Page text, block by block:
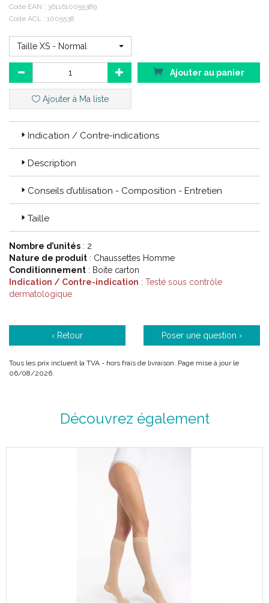
Produit : CHAUSSETTES
Essentiel :
Faciles à porter, les “Essentiel” sont les alliés de vos patients au
quotidien. Ils leur apportent un grand confort en toutes saisons.
URBAN (NEW).
Code EAN : 3611610055389
Code ACL : 1005538
Taille XS - Normal
Ajouter au panier
Ajouter à Ma liste
Indication / Contre-indications
Description
Conseils d’utilisation - Composition - Entretien
Taille
Nombre d’unités : 2
Nature de produit : Chaussettes Homme
Conditionnement : Boite carton
Indication / Contre-indication : Testé sous contrôle
dermatologique
‹ Retour Poser une question ›
Tous les prix incluent la TVA - hors frais de livraison. Page mise à jour le
06/08/2026.
Découvrez également